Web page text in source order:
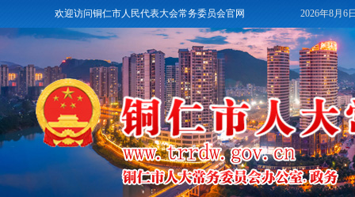
欢迎访问铜仁市人民代表大会常务委员会官网 2026年8月6